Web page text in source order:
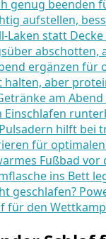
genug beenden
aufstellen,
Laken statt
ergänzen für
halten, aber
am
Einschlafen
hilft bei
für
Fußbad vor
ins Bett
geschlafen?
für den